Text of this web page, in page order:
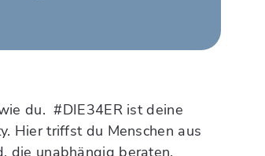
du. #DIE34ER ist deine
Hier triffst du Menschen aus
die unabhängig beraten,